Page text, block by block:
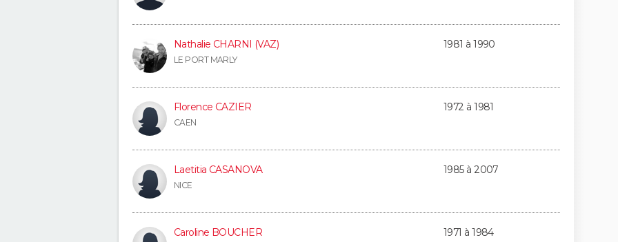
Nathalie CHARNI (VAZ)
LE PORT MARLY
1981 à 1990
Florence CAZIER
CAEN
1972 à 1981
Laetitia CASANOVA
NICE
1985 à 2007
Caroline BOUCHER 1971 à 1984